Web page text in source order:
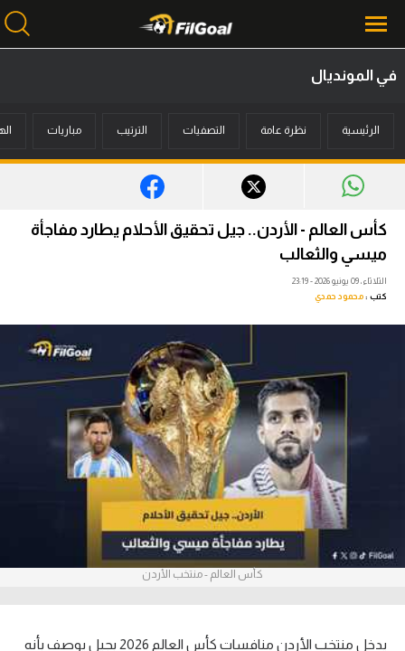
أخبار
ميركاتو
فانتازي في الجول
مسابقة التوقعات
عدسات
آراء حرة
ركن الألعاب
بطولات
أمريكا 2026
الدوري الإنجليزي الممتاز
في المونديال
الرئيسية نظرة عامة التصفيات الترتيب مباريات
كأس العالم - الأردن.. جيل تحقيق الأحلام يطارد مفاجأة
ميسي والثعالب
الثلاثاء، 09 يونيو 2026 - 23:19
كتب :محمود حمدي
كأس العالم - منتخب الأردن
يدخل منتخب الأردن منافسات كأس العالم 2026 بجيل يوصف بأنه